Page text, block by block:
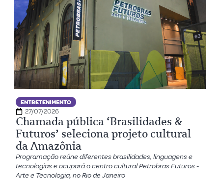
ENTRETENIMENTO
27/07/2026
Chamada pública ‘Brasilidades &
Futuros’ seleciona projeto cultural
da Amazônia
Programação reúne diferentes brasilidades, linguagens e
tecnologias e ocupará o centro cultural Petrobras Futuros -
Arte e Tecnologia, no Rio de Janeiro